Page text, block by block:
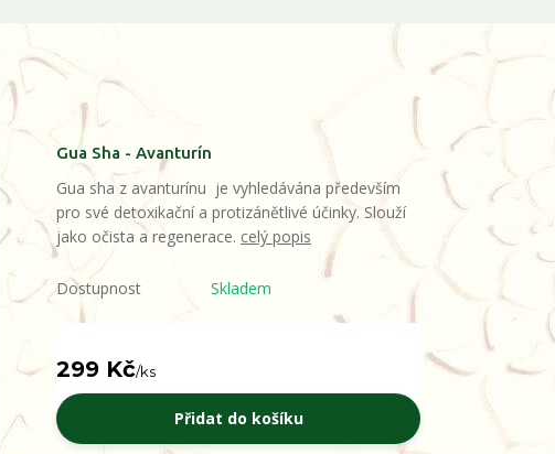
Gua Sha - Avanturín
Gua sha z avanturínu je vyhledávána především
pro své detoxikační a protizánětlivé účinky. Slouží
jako očista a regenerace. celý popis
Dostupnost Skladem
299 Kč/ks
Přidat do košíku